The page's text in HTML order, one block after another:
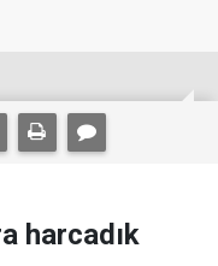
harcadık